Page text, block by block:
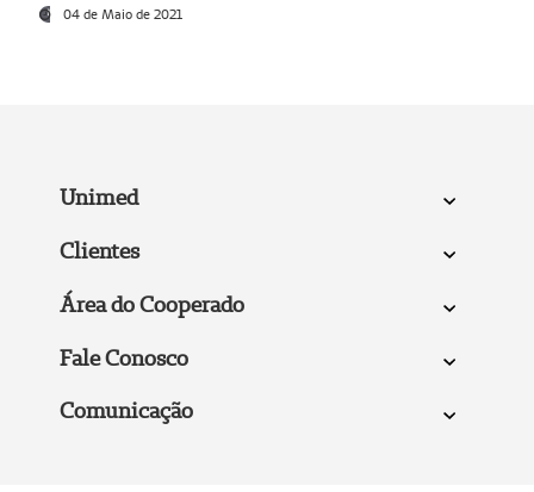
04 de Maio de 2021
Unimed
Clientes
Área do Cooperado
Fale Conosco
Comunicação